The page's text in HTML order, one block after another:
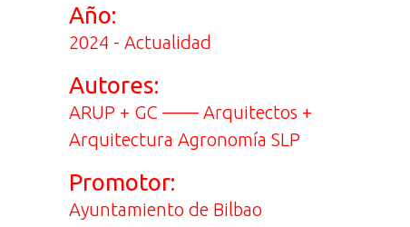
Año:
2024 - Actualidad
Autores:
ARUP + GC —— Arquitectos +
Arquitectura Agronomía SLP
Promotor:
Ayuntamiento de Bilbao